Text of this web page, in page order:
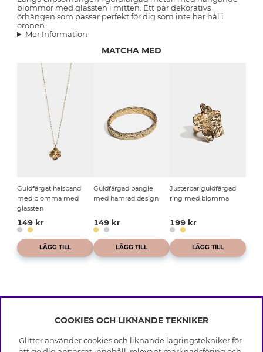
blommor med glassten i mitten. Ett par dekorativs
örhängen som passar perfekt för dig som inte har hål i
öronen.
Mer Information
MATCHA MED
Guldfärgat halsband
med blomma med
glassten
149 kr
LÄGG TILL
Guldfärgad bangle
med hamrad design
149 kr
LÄGG TILL
Justerbar guldfärgad
ring med blomma
199 kr
LÄGG TILL
INFO
Leverans
COOKIES OCH LIKNANDE TEKNIKER
Glitter använder cookies och liknande lagringstekniker för